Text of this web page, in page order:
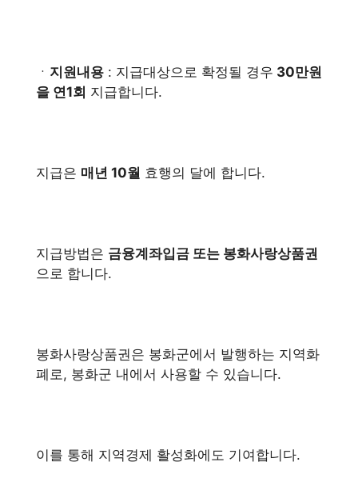
ㆍ 지원내용 : 지급대상으로 확정될 경우 30만원
을 연1회 지급합니다.
지급은 매년 10월 효행의 달에 합니다.
지급방법은 금융계좌입금 또는 봉화사랑상품권
으로 합니다.
봉화사랑상품권은 봉화군에서 발행하는 지역화
폐로, 봉화군 내에서 사용할 수 있습니다.
이를 통해 지역경제 활성화에도 기여합니다.